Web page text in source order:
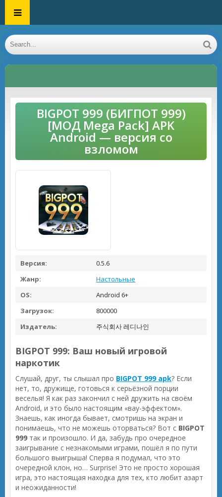
BIGPOT 999 (БИГПОТ 999)
[МОД Mega Pack] APK
Android — версия со
взломом
Версия:
0.5.6
Жанр:
Настольные
OS:
Android 6+
Загрузок:
800000
Издатель:
주식회사 레디나인
BIGPOT 999: Ваш новый игровой
наркотик
Слушай, друг, ты слышал про BIGPOT 999 apk? Если
нет, то, дружище, готовься к серьёзной порции
веселья! Я как раз закончил с ней дружить на своём
Android, и это было настоящим «вау-эффектом».
Знаешь, как иногда бывает, смотришь на экран и
понимаешь, что не можешь оторваться? Вот с BIGPOT
999 так и произошло. И да, забудь про очередное
заигрывание с незнакомыми играми, пошёл я по пути
большого выигрыша! Сперва я подумал, что это
очередной клон, но… Surprise! Это не просто хорошая
игра, это настоящая находка для тех, кто любит азарт
и неожиданности!